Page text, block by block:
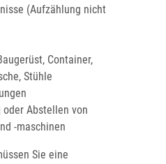
(Aufzählung nicht
Container,
Stühle
Abstellen von
-maschinen
Sie eine